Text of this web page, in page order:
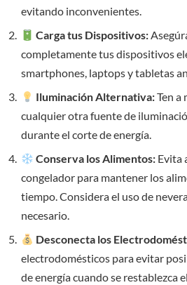
evitando inconvenientes.
Carga tus Dispositivos:
completamente tus dispositivos
smartphones, laptops y tabletas
Iluminación Alternativa:Ten a
cualquier otra fuente de
durante el corte de energía.
Conserva los Alimentos: Evita
congelador para mantener los
tiempo. Considera el uso de
necesario.
Desconecta los
electrodomésticos para evitar
de energía cuando se restablezca